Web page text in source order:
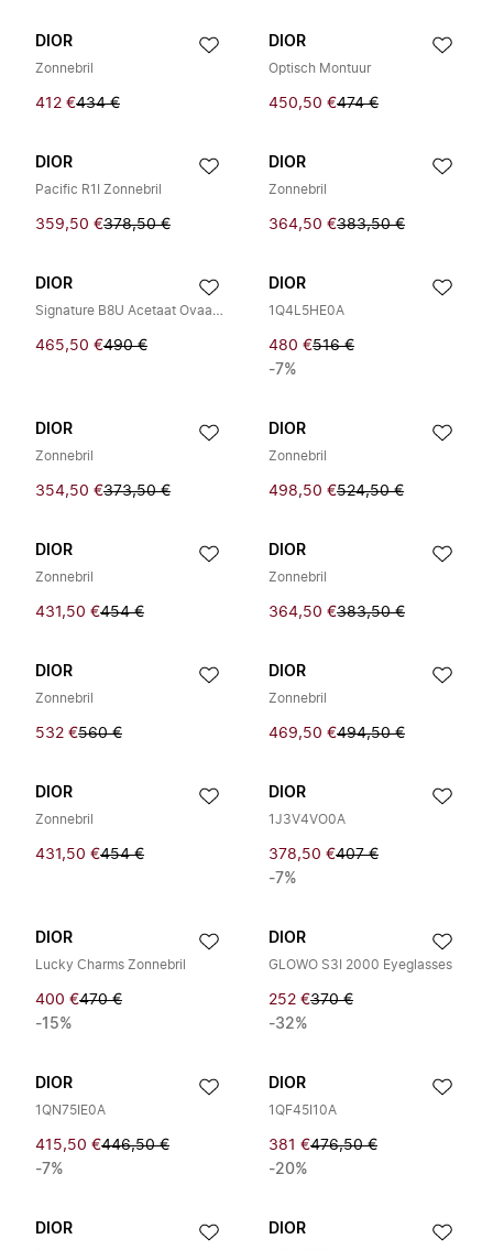
DIOR
Zonnebril
412 €434 €
DIOR
Optisch Montuur
450,50 €474 €
DIOR
Pacific R1I Zonnebril
359,50 €378,50 €
DIOR
Zonnebril
364,50 €383,50 €
DIOR
Signature B8U Acetaat Ovaal Zonnebril
465,50 €490 €
DIOR
1Q4L5HE0A
480 €516 €
-7%
DIOR
Zonnebril
354,50 €373,50 €
DIOR
Zonnebril
498,50 €524,50 €
DIOR
Zonnebril
431,50 €454 €
DIOR
Zonnebril
364,50 €383,50 €
DIOR
Zonnebril
532 €560 €
DIOR
Zonnebril
469,50 €494,50 €
DIOR
Zonnebril
431,50 €454 €
DIOR
1J3V4VO0A
378,50 €407 €
-7%
DIOR
Lucky Charms Zonnebril
400 €470 €
-15%
DIOR
GLOWO S3I 2000 Eyeglasses
252 €370 €
-32%
DIOR
1QN75IE0A
415,50 €446,50 €
-7%
DIOR
1QF45I10A
381 €476,50 €
-20%
DIOR DIOR